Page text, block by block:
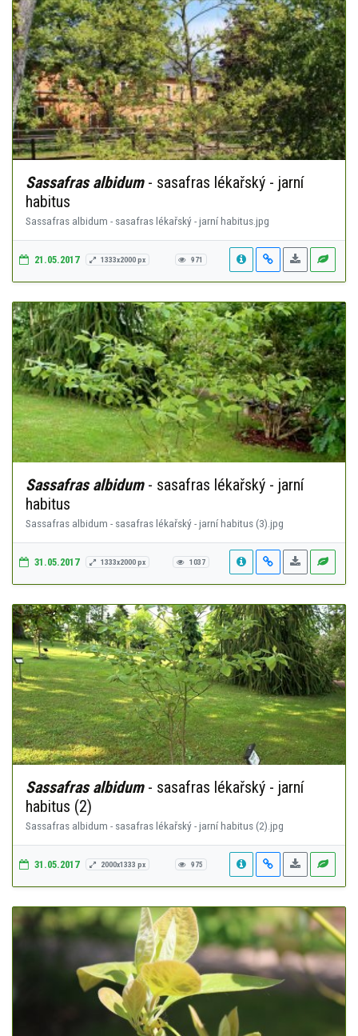
Sassafras albidum- sasafras lékařský - jarní
habitus
Sassafras albidum - sasafras lékařský - jarní habitus.jpg
21.05.2017 1333x2000 px 971
Sassafras albidum- sasafras lékařský - jarní
habitus
Sassafras albidum - sasafras lékařský - jarní habitus (3).jpg
31.05.2017 1333x2000 px 1037
Sassafras albidum- sasafras lékařský - jarní
habitus (2)
Sassafras albidum - sasafras lékařský - jarní habitus (2).jpg
31.05.2017 2000x1333 px 975